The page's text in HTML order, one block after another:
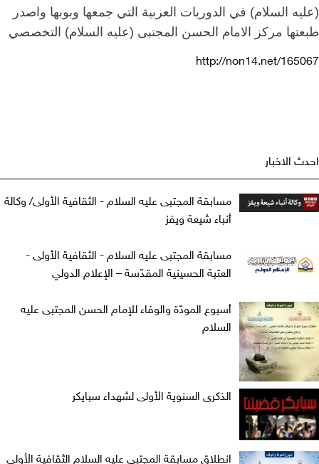
السلام) في الدوريات العربية التي جمعها وبوبها واصدر
مركز الامام الحسن المجتبى (عليه السلام) التخصصي
http://non14.net/
الاخبار
مسابقة المجتبى عليه السلام - الثقافية الأولى/ وكالة
أنباء شيعة ويفز
مسابقة المجتبى عليه السلام - الثقافية الأولى -
العتبة الحسينية المقدّسة – الإعلام الدولي
أسبوع المودّة والوفاء للإمام الحسن المجتبى عليه
السلام
الذكرى السنوية الأولى لشهداء سبايكر
انطلاق مسابقة المجتبى عليه السلام الثقافية الأولى